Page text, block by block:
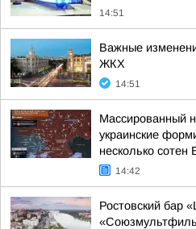
14:51
Важные
ЖКХ
14:51
Массированный
украинские
несколько сотен
14:42
Ростовский бар